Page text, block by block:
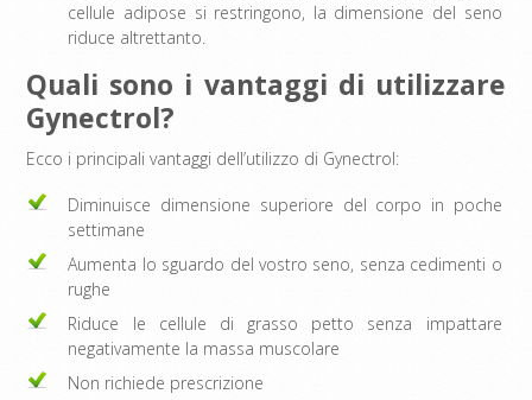
cellule adipose si restringono, la dimensione del seno
riduce altrettanto.
Quali sono i vantaggi di utilizzare
Gynectrol?
Ecco i principali vantaggi dell’utilizzo di Gynectrol:
Diminuisce dimensione superiore del corpo in poche
settimane
Aumenta lo sguardo del vostro seno, senza cedimenti o
rughe
Riduce le cellule di grasso petto senza impattare
negativamente la massa muscolare
Non richiede prescrizione